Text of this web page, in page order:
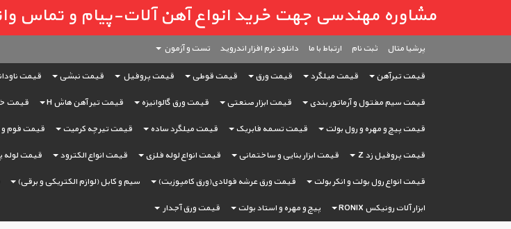
مشاوره مهندسی جهت خرید انواع آهن آلات-پیام و تماس واتس آپ :
پرشیا متال ثبت ‌نام ارتباط با ما دانلود نرم افزار اندروید تست و آزمون
قیمت تیرآهن قیمت میلگرد قیمت ورق قیمت قوطی قیمت پروفیل قیمت نبشی قیمت
قیمت سیم مفتول و آرماتور بندی قیمت ابزار صنعتی قیمت ورق گالوانیزه قیمت تیر آهن هاش H قیمت
قیمت پیچ و مهره و رول بولت قیمت تسمه فابریک قیمت میلگرد ساده قیمت تیرچه کرمیت قیمت فوم
قیمت پروفیل زد Z قیمت ابزار بنایی و ساختمانی قیمت انواع لوله فلزی قیمت انواع الکترود قیمت لوله
قیمت انواع رول بولت و انکر بولت قیمت ورق عرشه فولادی(ورق کامپوزیت) سیم و کابل (لوازم الکتریکی و برقی)
ابزار آلات رونیکس RONIX پیچ و مهره و استاد بولت قیمت ورق آجدار